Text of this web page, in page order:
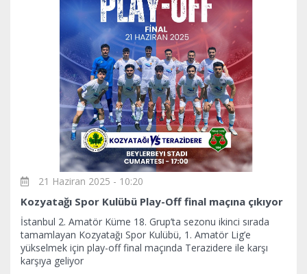
21 Haziran 2025 - 10:20
Kozyatağı Spor Kulübü Play-Off final maçına çıkıyor
İstanbul 2. Amatör Küme 18. Grup’ta sezonu ikinci sırada
tamamlayan Kozyatağı Spor Kulübü, 1. Amatör Lig’e
yükselmek için play-off final maçında Terazidere ile karşı
karşıya geliyor